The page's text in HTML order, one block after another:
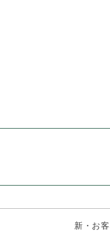
新・お